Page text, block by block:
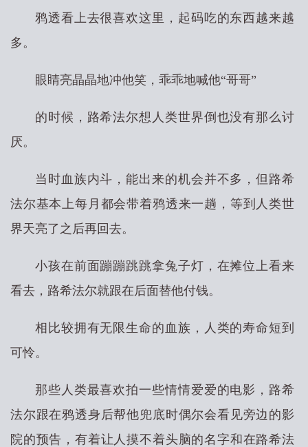
鸦透看上去很喜欢这里，起码吃的东西越来越
多。
眼睛亮晶晶地冲他笑，乖乖地喊他“哥哥”
的时候，路希法尔想人类世界倒也没有那么讨
厌。
当时血族内斗，能出来的机会并不多，但路希
法尔基本上每月都会带着鸦透来一趟，等到人类世
界天亮了之后再回去。
小孩在前面蹦蹦跳跳拿兔子灯，在摊位上看来
看去，路希法尔就跟在后面替他付钱。
相比较拥有无限生命的血族，人类的寿命短到
可怜。
那些人类最喜欢拍一些情情爱爱的电影，路希
法尔跟在鸦透身后帮他兜底时偶尔会看见旁边的影
院的预告，有着让人摸不着头脑的名字和在路希法